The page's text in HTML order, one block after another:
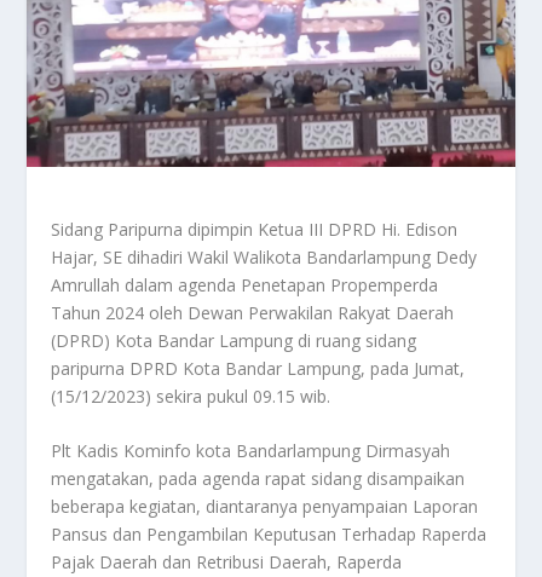
Sidang Paripurna dipimpin Ketua III DPRD Hi. Edison
Hajar, SE dihadiri Wakil Walikota Bandarlampung Dedy
Amrullah dalam agenda Penetapan Propemperda
Tahun 2024 oleh Dewan Perwakilan Rakyat Daerah
(DPRD) Kota Bandar Lampung di ruang sidang
paripurna DPRD Kota Bandar Lampung, pada Jumat,
(15/12/2023) sekira pukul 09.15 wib.
Plt Kadis Kominfo kota Bandarlampung Dirmasyah
mengatakan, pada agenda rapat sidang disampaikan
beberapa kegiatan, diantaranya penyampaian Laporan
Pansus dan Pengambilan Keputusan Terhadap Raperda
Pajak Daerah dan Retribusi Daerah, Raperda